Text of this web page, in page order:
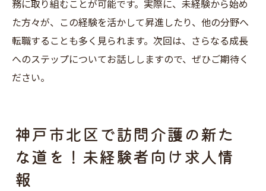
神戸市北区の訪問介護求人で未経験者が活躍す
るためのヒント
訪問介護求人で未経験者が求められるスキ
訪問介護求人でのキャリアアップのチャン
ス
務に取り組むことが可能です。実際に、未経験から始め
た方々が、この経験を活かして昇進したり、他の分野へ
転職することも多く見られます。次回は、さらなる成長
へのステップについてお話ししますので、ぜひご期待く
ださい。
神戸市北区で訪問介護の新た
な道を！未経験者向け求人情
報